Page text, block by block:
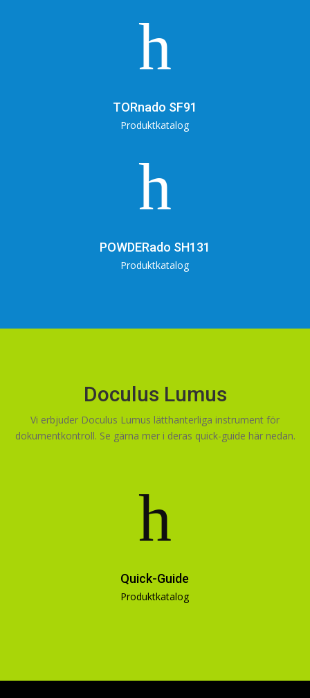
h
TORnado SF91
Produktkatalog
h
POWDERado SH131
Produktkatalog
Doculus Lumus
Vi erbjuder Doculus Lumus lätthanterliga instrument för
dokumentkontroll. Se gärna mer i deras quick-guide här nedan.
h
Quick-Guide
Produktkatalog